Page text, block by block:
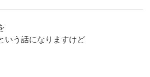
いう話になりますけど